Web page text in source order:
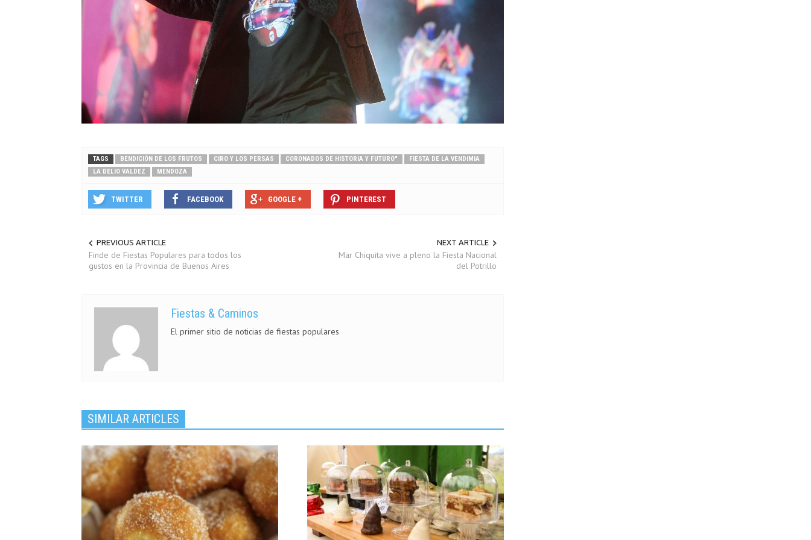
TAGS BENDICIÓN DE LOS FRUTOS CIRO Y LOS PERSAS CORONADOS DE HISTORIA Y FUTURO"
FIESTA DE LA VENDIMIA
LA DELIO VALDEZ
MENDOZA
TWITTER FACEBOOK GOOGLE + PINTEREST
PREVIOUS ARTICLE
Finde de Fiestas Populares para todos los
gustos en la Provincia de Buenos Aires
NEXT ARTICLE
Mar Chiquita vive a pleno la Fiesta Nacional
del Potrillo
Fiestas & Caminos
El primer sitio de noticias de fiestas populares
SIMILAR ARTICLES